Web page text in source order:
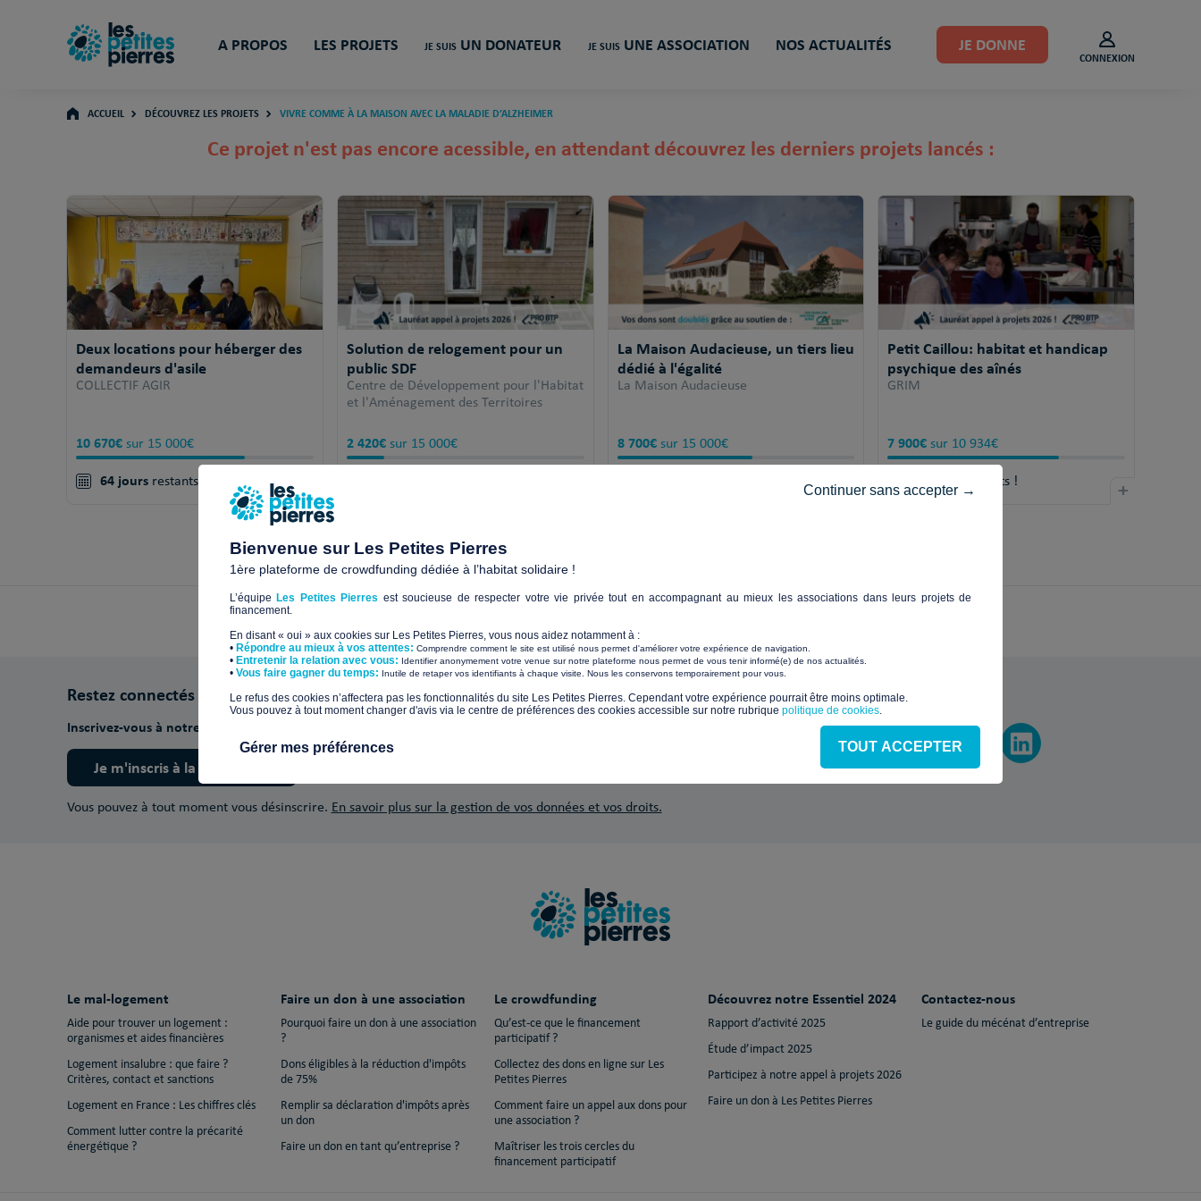
A PROPOS LES PROJETS JE SUIS UN DONATEUR JE SUIS UNE ASSOCIATION NOS ACTUALITÉS JE DONNE
CONNEXION
ACCUEIL DÉCOUVREZ LES PROJETS VIVRE COMME À LA MAISON AVEC LA MALADIE D’ALZHEIMER
Ce projet n'est pas encore acessible, en attendant découvrez les derniers projets lancés :
Deux locations pour héberger des
demandeurs d'asile
COLLECTIF AGIR
10 670€ sur 15 000€
64 jours restants ! +
Solution de relogement pour un
public SDF
Centre de Développement pour l'Habitat
et l'Aménagement des Territoires
2 420€sur 15 000€
La Maison Audacieuse, un tiers lieu
dédié à l'égalité
La Maison Audacieuse
8 700€sur 15 000€
+
Petit Caillou: habitat et handicap
psychique des aînés
GRIM
7 900€ sur 10 934€
28 jours restants ! +
Restez connectés
Inscrivez-vous à notre newsletter pour découvrir nos actualités et les nouveaux projets solidaires
Je m'inscris à la newsletter
Vous pouvez à tout moment vous désinscrire. En savoir plus sur la gestion de vos données et vos droits.
Suivez-nous
Le mal-logement
Aide pour trouver un logement :
organismes et aides financières
Logement insalubre : que faire ?
Critères, contact et sanctions
Logement en France : Les chiffres clés
Comment lutter contre la précarité
énergétique ?
Faire un don à une association
Pourquoi faire un don à une association
?
Dons éligibles à la réduction d'impôts
de 75%
Remplir sa déclaration d'impôts après
un don
Faire un don en tant qu’entreprise ?
Le crowdfunding
Qu’est-ce que le financement
participatif ?
Collectez des dons en ligne sur Les
Petites Pierres
Comment faire un appel aux dons pour
une association ?
Maîtriser les trois cercles du
financement participatif
Découvrez notre Essentiel 2024
Rapport d’activité 2025
Étude d’impact 2025
Participez à notre appel à projets 2026
Faire un don à Les Petites Pierres
Contactez-nous
Le guide du mécénat d’entreprise
Bienvenue sur Les Petites Pierres
1ère plateforme de crowdfunding dédiée à l’habitat solidaire !
L’équipe Les Petites Pierres est soucieuse de respecter votre vie privée tout en accompagnant au mieux les associations dans leurs projets de
financement.
En disant « oui » aux cookies sur Les Petites Pierres, vous nous aidez notamment à :
• Répondre au mieux à vos attentes: Comprendre comment le site est utilisé nous permet d'améliorer votre expérience de navigation.
• Entretenir la relation avec vous: Identifier anonymement votre venue sur notre plateforme nous permet de vous tenir informé(e) de nos actualités.
​• Vous faire gagner du temps: Inutile de retaper vos identifiants à chaque visite. Nous les conservons temporairement pour vous.
​Le refus des cookies n’affectera pas les fonctionnalités du site Les Petites Pierres. Cependant votre expérience pourrait être moins optimale.​
Vous pouvez à tout moment changer d'avis via le centre de préférences des cookies accessible sur notre rubrique politique de cookies.
Continuer sans accepter →
TOUT ACCEPTER
Gérer mes préférences